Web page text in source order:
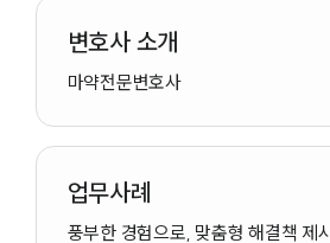
만화로 보는 사례
변호사 소개
마약전문변호사
업무사례
풍부한 경험으로, 맞춤형 해결책 제시